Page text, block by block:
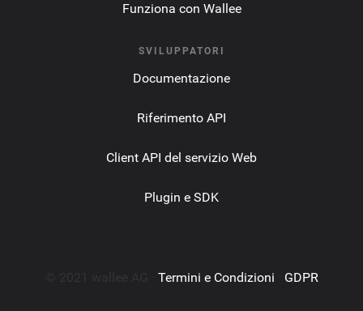
Funziona con Wallee
SVILUPPATORI
Documentazione
Riferimento API
Client API del servizio Web
Plugin e SDK
Termini e Condizioni GDPR